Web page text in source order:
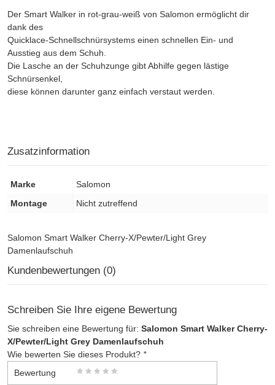
Der Smart Walker in rot-grau-weiß von Salomon ermöglicht dir
dank des
Quicklace-Schnellschnürsystems einen schnellen Ein- und
Ausstieg aus dem Schuh.
Die Lasche an der Schuhzunge gibt Abhilfe gegen lästige
Schnürsenkel,
diese können darunter ganz einfach verstaut werden.
Zusatzinformation
Marke
Salomon
Montage
Nicht zutreffend
Salomon Smart Walker Cherry-X/Pewter/Light Grey
Damenlaufschuh
Kundenbewertungen (0)
Schreiben Sie Ihre eigene Bewertung
Sie schreiben eine Bewertung für: Salomon Smart Walker Cherry-
X/Pewter/Light Grey Damenlaufschuh
Wie bewerten Sie dieses Produkt? *
Bewertung